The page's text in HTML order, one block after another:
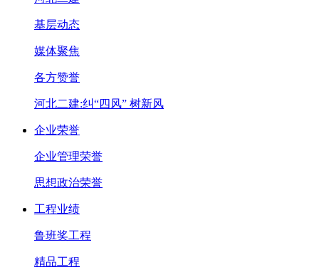
基层动态
媒体聚焦
各方赞誉
河北二建:纠“四风” 树新风
企业荣誉
企业管理荣誉
思想政治荣誉
工程业绩
鲁班奖工程
精品工程